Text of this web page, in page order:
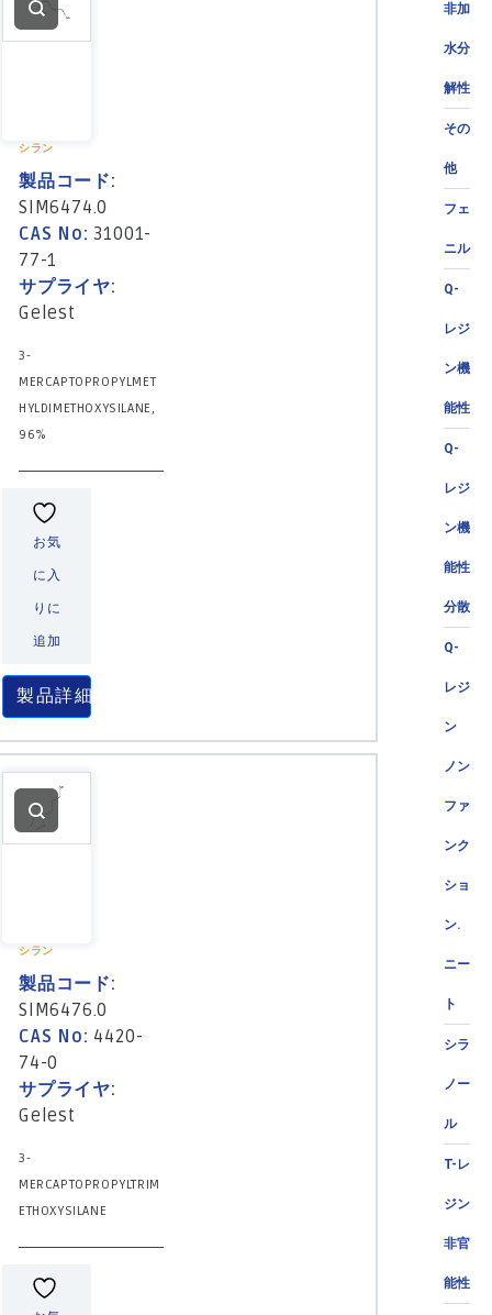
非加
水分
解性
その
他
フェ
ニル
Q-
レジ
ン機
能性
Q-
レジ
ン機
能性
分散
Q-
レジ
ン
ノン
ファ
ンク
ショ
ン.
ニー
ト
シラ
ノー
ル
T-レ
ジン
非官
能性
シラン
製品コード:
SIM6474.0
CAS No:31001-
77-1
サプライヤ:
Gelest
3-
MERCAPTOPROPYLMET
HYLDIMETHOXYSILANE,
96%
お気
に入
りに
追加
製品詳細
シラン
製品コード:
SIM6476.0
CAS No: 4420-
74-0
サプライヤ:
Gelest
3-
MERCAPTOPROPYLTRIM
ETHOXYSILANE